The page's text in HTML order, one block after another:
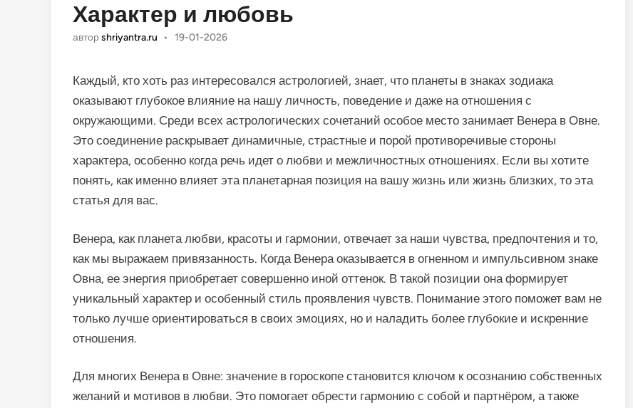
Характер и любовь
автор shriyantra.ru • 19-01-2026
Каждый, кто хоть раз интересовался астрологией, знает, что планеты в знаках зодиака
оказывают глубокое влияние на нашу личность, поведение и даже на отношения с
окружающими. Среди всех астрологических сочетаний особое место занимает Венера в Овне.
Это соединение раскрывает динамичные, страстные и порой противоречивые стороны
характера, особенно когда речь идет о любви и межличностных отношениях. Если вы хотите
понять, как именно влияет эта планетарная позиция на вашу жизнь или жизнь близких, то эта
статья для вас.
Венера, как планета любви, красоты и гармонии, отвечает за наши чувства, предпочтения и то,
как мы выражаем привязанность. Когда Венера оказывается в огненном и импульсивном знаке
Овна, ее энергия приобретает совершенно иной оттенок. В такой позиции она формирует
уникальный характер и особенный стиль проявления чувств. Понимание этого поможет вам не
только лучше ориентироваться в своих эмоциях, но и наладить более глубокие и искренние
отношения.
Для многих Венера в Овне: значение в гороскопе становится ключом к осознанию собственных
желаний и мотивов в любви. Это помогает обрести гармонию с собой и партнёром, а также